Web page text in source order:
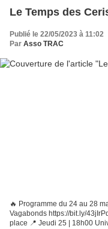
Le Temps des
Publié le 22/05/2023 à 11:02
Par Asso TRAC
🔥 Programme du 24 au 28
Vagabonds https://bit.ly/
place 📍 Jeudi 25 | 18h00